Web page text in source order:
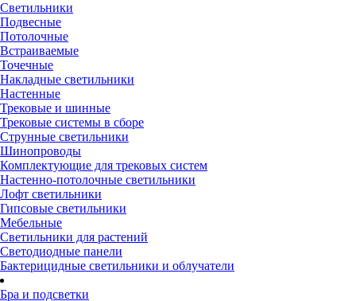
Светильники
Подвесные
Потолочные
Встраиваемые
Точечные
Накладные светильники
Настенные
Трековые и шинные
Трековые системы в сборе
Струнные светильники
Шинопроводы
Комплектующие для трековых систем
Настенно-потолочные светильники
Лофт светильники
Гипсовые светильники
Мебельные
Светильники для растений
Светодиодные панели
Бактерицидные светильники и облучатели
Бра и подсветки